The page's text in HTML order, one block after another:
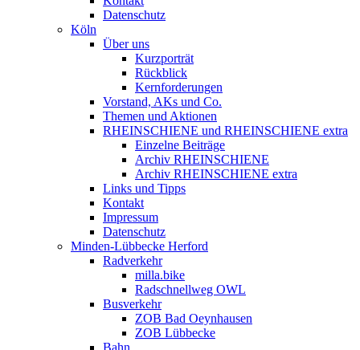
Datenschutz
Köln
Über uns
Kurzporträt
Rückblick
Kernforderungen
Vorstand, AKs und Co.
Themen und Aktionen
RHEINSCHIENE und RHEINSCHIENE extra
Einzelne Beiträge
Archiv RHEINSCHIENE
Archiv RHEINSCHIENE extra
Links und Tipps
Kontakt
Impressum
Datenschutz
Minden-Lübbecke Herford
Radverkehr
milla.bike
Radschnellweg OWL
Busverkehr
ZOB Bad Oeynhausen
ZOB Lübbecke
Bahn